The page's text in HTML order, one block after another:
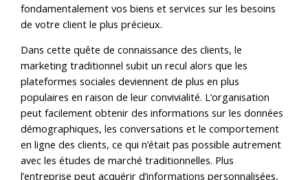
fondamentalement vos biens et services sur les besoins
de votre client le plus précieux.
Dans cette quête de connaissance des clients, le
marketing traditionnel subit un recul alors que les
plateformes sociales deviennent de plus en plus
populaires en raison de leur convivialité. L’organisation
peut facilement obtenir des informations sur les données
démographiques, les conversations et le comportement
en ligne des clients, ce qui n’était pas possible autrement
avec les études de marché traditionnelles. Plus
l’entreprise peut acquérir d’informations personnalisées,